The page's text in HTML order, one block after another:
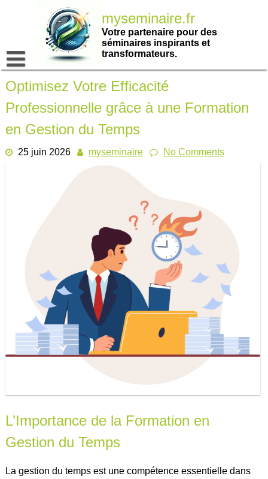
myseminaire.fr
Votre partenaire pour des
séminaires inspirants et
transformateurs.
Optimisez Votre Efficacité
Professionnelle grâce à une Formation
en Gestion du Temps
25 juin 2026 myseminaire No Comments
L’Importance de la Formation en
Gestion du Temps
La gestion du temps est une compétence essentielle dans